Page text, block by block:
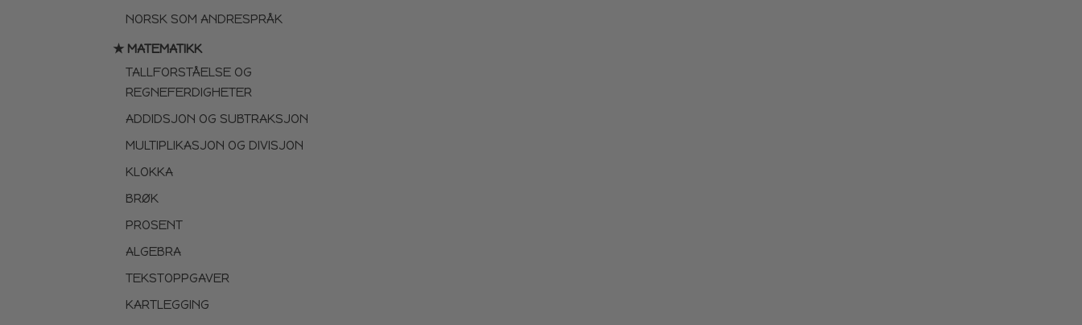
NORSK SOM ANDRESPRÅK
★ MATEMATIKK
TALLFORSTÅELSE OG
REGNEFERDIGHETER
ADDIDSJON OG SUBTRAKSJON
MULTIPLIKASJON OG DIVISJON
KLOKKA
BRØK
PROSENT
ALGEBRA
TEKSTOPPGAVER
KARTLEGGING